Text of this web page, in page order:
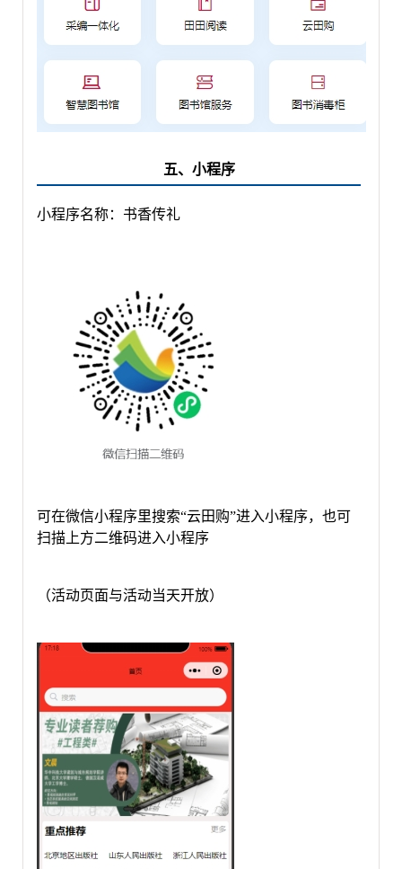
五、小程序
小程序名称：书香传礼
可在微信小程序里搜索“云田购”进入小程序，也可
扫描上方二维码进入小程序
（活动页面与活动当天开放）